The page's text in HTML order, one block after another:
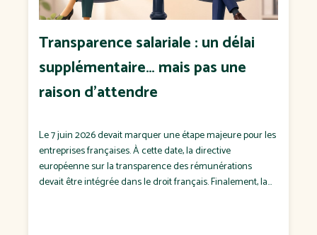
Transparence salariale : un délai
supplémentaire… mais pas une
raison d'attendre
Le 7 juin 2026 devait marquer une étape majeure pour les
entreprises françaises. À cette date, la directive
européenne sur la transparence des rémunérations
devait être intégrée dans le droit français. Finalement, la